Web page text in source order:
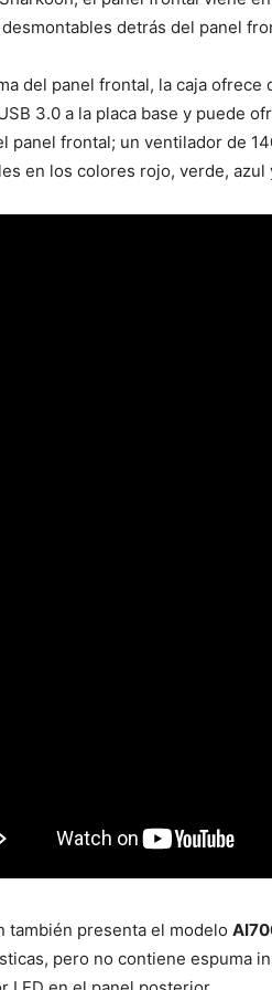
detrás del panel
del panel frontal, la caja
3.0 a la placa base y puede
panel frontal; un ventilador de
en los colores rojo, verde,
también presenta el modelo
pero no contiene espuma